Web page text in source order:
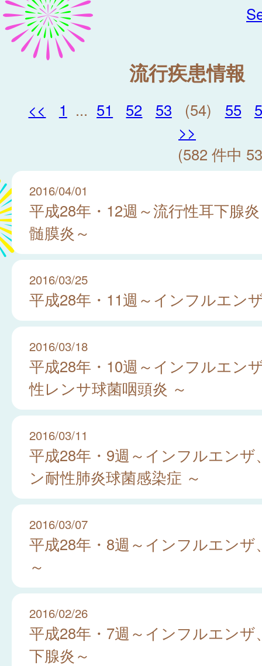
流行疾患情報
<< 1 ... 51 52 53 (54) 55
>>
(582 件中
2016/04/01
平成28年・12週～流行性耳下腺
髄膜炎～
2016/03/25
平成28年・11週～インフルエン
2016/03/18
平成28年・10週～インフルエン
性レンサ球菌咽頭炎 ～
2016/03/11
平成28年・9週～インフルエン
ン耐性肺炎球菌感染症 ～
2016/03/07
平成28年・8週～インフルエンザ
～
2016/02/26
平成28年・7週～インフルエンザ
下腺炎～